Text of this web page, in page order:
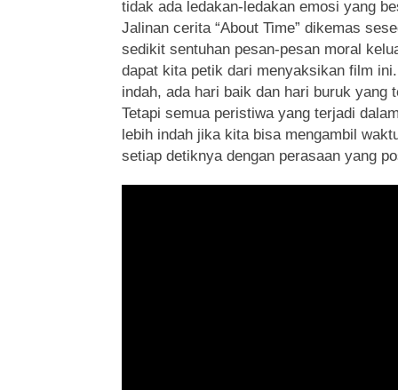
tidak ada ledakan-ledakan emosi yang
Jalinan cerita “About Time” dikemas
sedikit sentuhan pesan-pesan moral
dapat kita petik dari menyaksikan film
indah, ada hari baik dan hari buruk yang
Tetapi semua peristiwa yang terjadi
lebih indah jika kita bisa mengambil
setiap detiknya dengan perasaan yang